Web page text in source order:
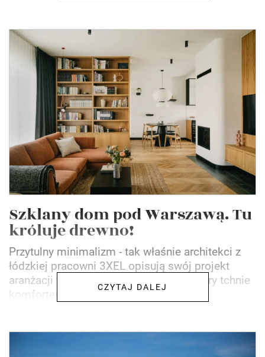
Szklany dom pod Warszawą. Tu
króluje drewno!
Przytulny minimalizm - tak właśnie architekci z
łódzkiej pracowni 3XEL opisują swój projekt
aranżacji tego domu pod Warszawą, który tchnie
komfortem i spokojem.
CZYTAJ DALEJ